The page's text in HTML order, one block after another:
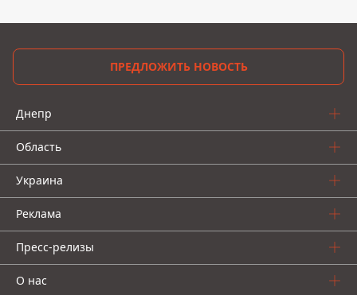
ПРЕДЛОЖИТЬ НОВОСТЬ
Днепр
Область
Украина
Реклама
Пресс-релизы
О нас